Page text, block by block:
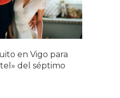
en Vigo para
del séptimo